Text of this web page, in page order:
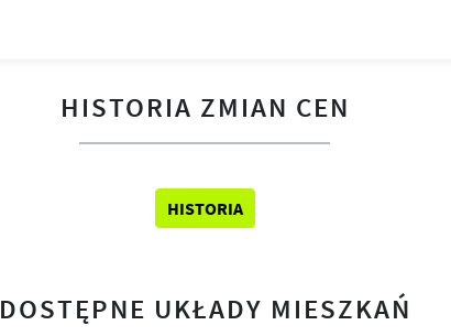
HISTORIA ZMIAN CEN
HISTORIA
DOSTĘPNE UKŁADY MIESZKAŃ